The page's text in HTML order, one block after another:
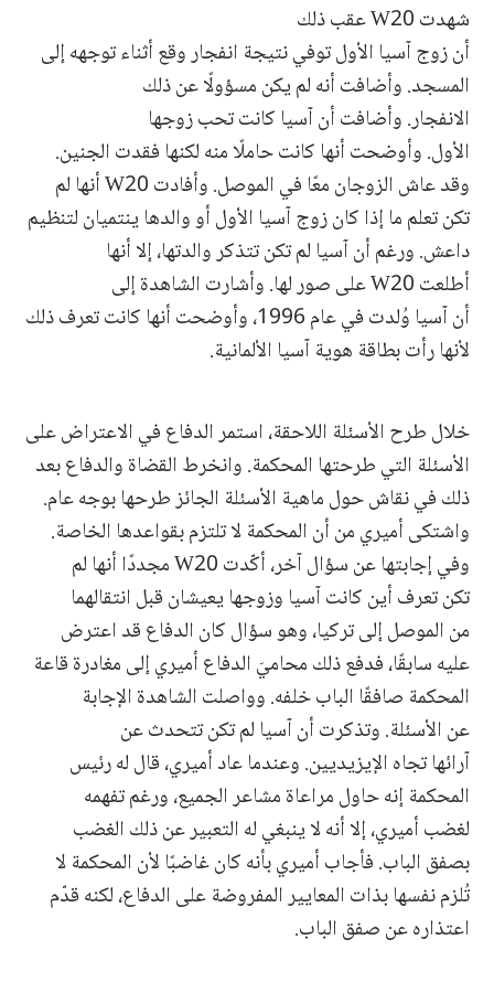
شهدت W20 عقب ذلك
أن زوج آسيا الأول توفي نتيجة انفجار وقع أثناء توجهه إلى
المسجد. وأضافت أنه لم يكن مسؤولًا عن ذلك
الانفجار. وأضافت أن آسيا كانت تحب زوجها
الأول. وأوضحت أنها كانت حاملًا منه لكنها فقدت الجنين.
وقد عاش الزوجان معًا في الموصل. وأفادت W20 أنها لم
تكن تعلم ما إذا كان زوج آسيا الأول أو والدها ينتميان لتنظيم
داعش. ورغم أن آسيا لم تكن تتذكر والدتها، إلا أنها
أطلعت W20 على صور لها. وأشارت الشاهدة إلى
أن آسيا وُلدت في عام 1996، وأوضحت أنها كانت تعرف ذلك
لأنها رأت بطاقة هوية آسيا الألمانية.
خلال طرح الأسئلة اللاحقة، استمر الدفاع في الاعتراض على
الأسئلة التي طرحتها المحكمة. وانخرط القضاة والدفاع بعد
ذلك في نقاش حول ماهية الأسئلة الجائز طرحها بوجه عام.
واشتكى أميري من أن المحكمة لا تلتزم بقواعدها الخاصة.
وفي إجابتها عن سؤال آخر، أكّدت W20 مجددًا أنها لم
تكن تعرف أين كانت آسيا وزوجها يعيشان قبل انتقالهما
من الموصل إلى تركيا، وهو سؤال كان الدفاع قد اعترض
عليه سابقًا، فدفع ذلك محاميَ الدفاع أميري إلى مغادرة قاعة
المحكمة صافقًا الباب خلفه. وواصلت الشاهدة الإجابة
عن الأسئلة. وتذكرت أن آسيا لم تكن تتحدث عن
آرائها تجاه الإيزيديين. وعندما عاد أميري، قال له رئيس
المحكمة إنه حاول مراعاة مشاعر الجميع، ورغم تفهمه
لغضب أميري، إلا أنه لا ينبغي له التعبير عن ذلك الغضب
بصفق الباب. فأجاب أميري بأنه كان غاضبًا لأن المحكمة لا
تُلزم نفسها بذات المعايير المفروضة على الدفاع، لكنه قدّم
اعتذاره عن صفق الباب.